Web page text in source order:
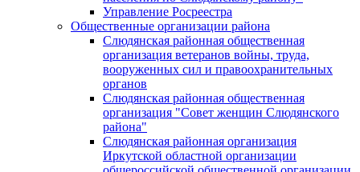
Управление Росреестра
Общественные организации района
Слюдянская районная общественная
организация ветеранов войны, труда,
вооруженных сил и правоохранительных
органов
Слюдянская районная общественная
организация "Совет женщин Слюдянского
района"
Слюдянская районная организация
Иркутской областной организации